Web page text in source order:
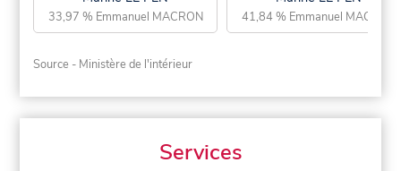
33,97 % Emmanuel MACRON 41,84 % Emmanuel MACRON
Source - Ministère de l'intérieur
Services